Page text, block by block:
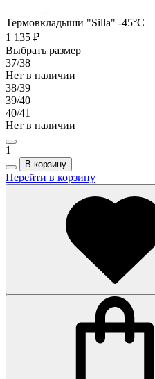
Термовкладыши "Silla" -45°C
1 135 ₽
Выбрать размер
37/38
Нет в наличии
38/39
39/40
40/41
Нет в наличии
1
В корзину
Перейти в корзину